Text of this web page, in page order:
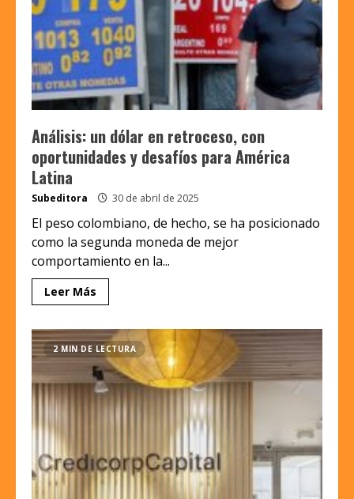
Análisis: un dólar en retroceso, con
oportunidades y desafíos para América
Latina
Subeditora 30 de abril de 2025
El peso colombiano, de hecho, se ha posicionado
como la segunda moneda de mejor
comportamiento en la...
Leer Más
2 MIN DE LECTURA